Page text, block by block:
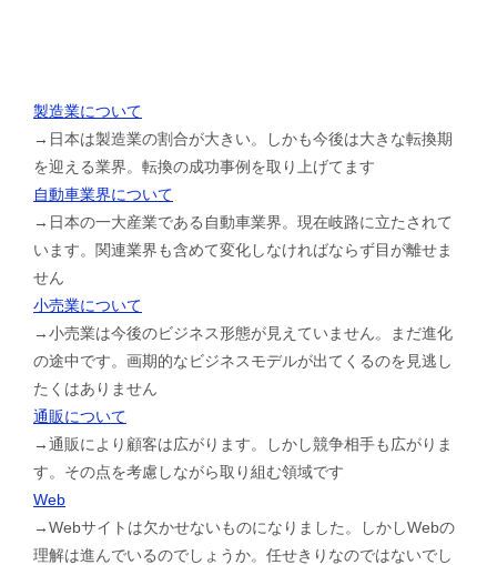
製造業について
→日本は製造業の割合が大きい。しかも今後は大きな転換期
を迎える業界。転換の成功事例を取り上げてます
自動車業界について
→日本の一大産業である自動車業界。現在岐路に立たされて
います。関連業界も含めて変化しなければならず目が離せま
せん
小売業について
→小売業は今後のビジネス形態が見えていません。まだ進化
の途中です。画期的なビジネスモデルが出てくるのを見逃し
たくはありません
通販について
→通販により顧客は広がります。しかし競争相手も広がりま
す。その点を考慮しながら取り組む領域です
Web
→Webサイトは欠かせないものになりました。しかしWebの
理解は進んでいるのでしょうか。任せきりなのではないでし